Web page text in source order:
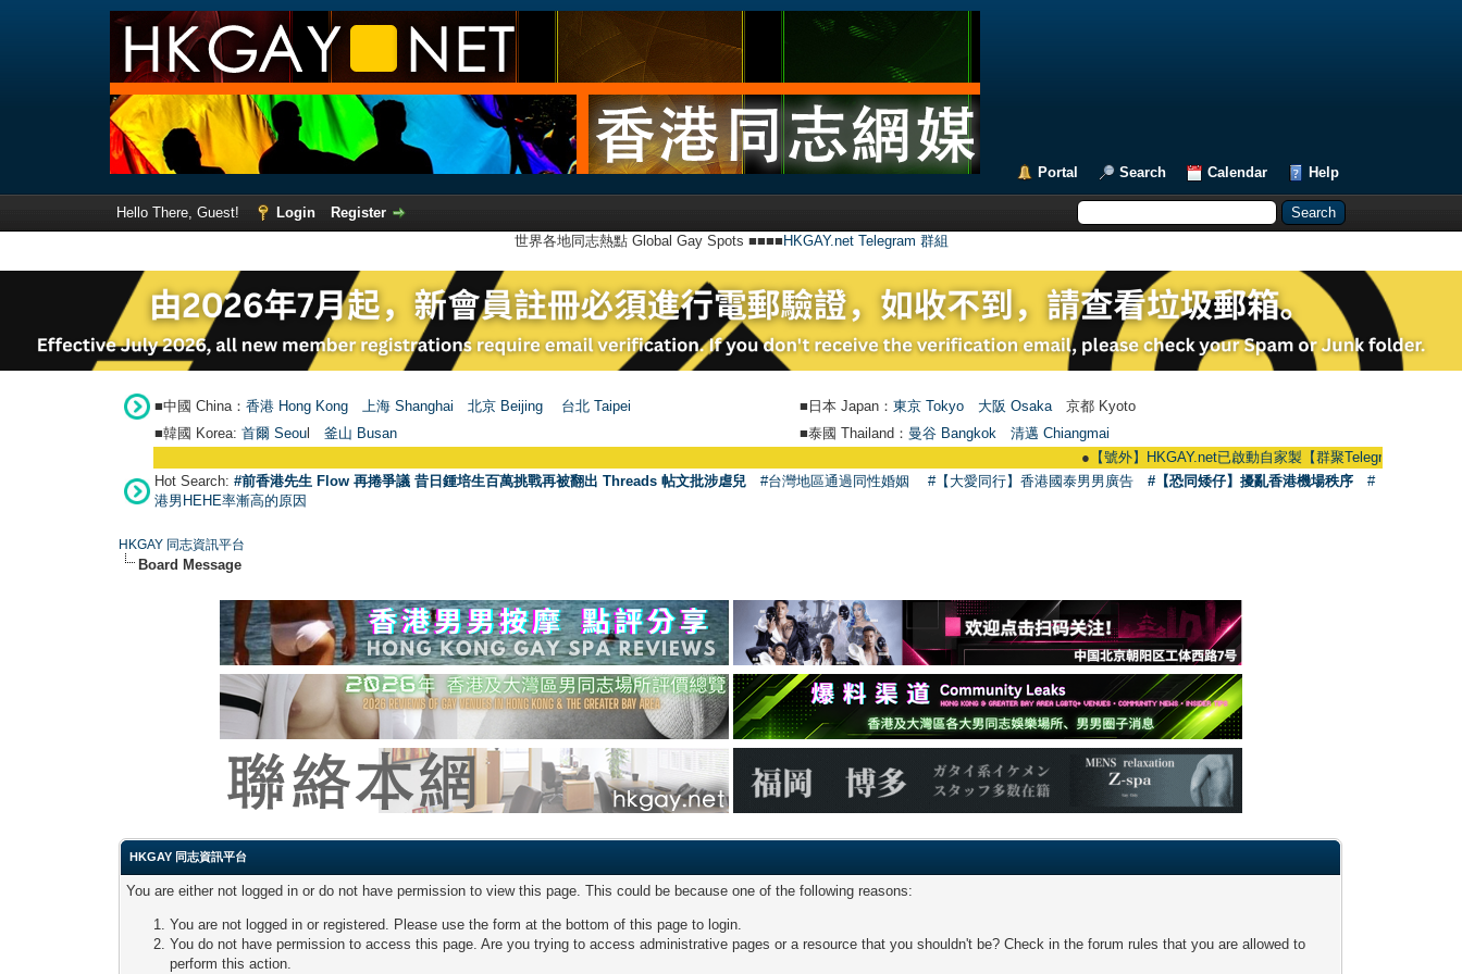
Portal Search Calendar Help
Hello There, Guest! Login
Register
世界各地同志熱點 Global Gay Spots ■■■■ HKGAY.net Telegram 群組
■中國 China： 香港 Hong Kong 上海 Shanghai 北京 Beijing 台北 Taipei ■日本 Japan： 東京 Tokyo 大阪 Osaka 京都 Kyoto
■韓國 Korea: 首爾 Seou 釜山 Busan ■泰國 Thailand： 曼谷 Bangkok
清邁 Chiangmai
【號外】HKGAY.net已啟動自家製【群聚Telegram群組】
Hot Search: #前香港先生 Flow 再捲爭議 昔日鍾培生百萬挑戰再被翻出 Threads 帖文批涉虐兒 #台灣地區通過同性婚姻 #【大愛同行】香港國泰男男廣告 #【恐同矮仔】擾亂香港機場秩序
#
港男HEHE率漸高的原因
HKGAY 同志資訊平台
Board Message
HKGAY 同志資訊平台
You are either not logged in or do not have permission to view this page. This could be because one of the following reasons:
You are not logged in or registered. Please use the form at the bottom of this page to login.
You do not have permission to access this page. Are you trying to access administrative pages or a resource that you shouldn't be? Check in the forum rules that you are allowed to
perform this action.